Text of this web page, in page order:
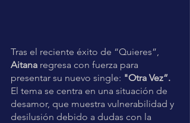
Tras el reciente éxito de “Quieres”,
Aitana regresa con fuerza para
presentar su nuevo single: "Otra Vez”.
El tema se centra en una situación de
desamor, que muestra vulnerabilidad y
desilusión debido a dudas con la